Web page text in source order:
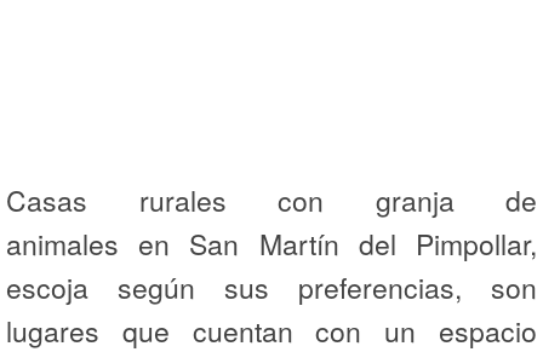
Casas rurales con granja de
animales en San Martín del Pimpollar,
escoja según sus preferencias, son
lugares que cuentan con un espacio